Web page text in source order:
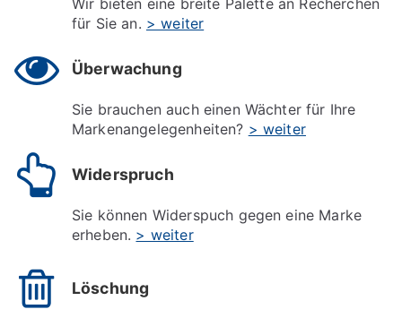
Wir bieten eine breite Palette an Recherchen
für Sie an. > weiter
Überwachung
Sie brauchen auch einen Wächter für Ihre
Markenangelegenheiten? > weiter
Widerspruch
Sie können Widerspuch gegen eine Marke
erheben. > weiter
Löschung